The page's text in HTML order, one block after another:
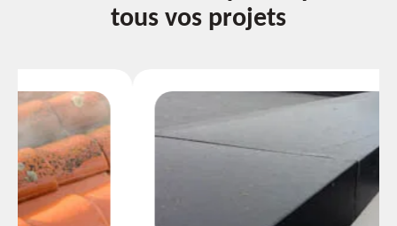
tous vos projets